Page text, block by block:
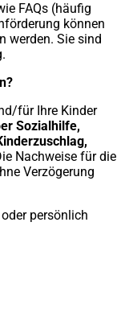
FAQs (häufig
können
werden. Sie sind
für Ihre Kinder
Sozialhilfe,
Nachweise für die
Verzögerung
persönlich